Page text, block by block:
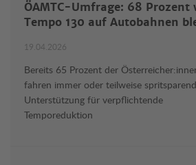
ÖAMTC-Umfrage: 68 Prozent
Tempo 130 auf Autobahnen
19.04.2026
Bereits 65 Prozent der
fahren immer oder teilweise
Unterstützung für verpflichtende
Temporeduktion